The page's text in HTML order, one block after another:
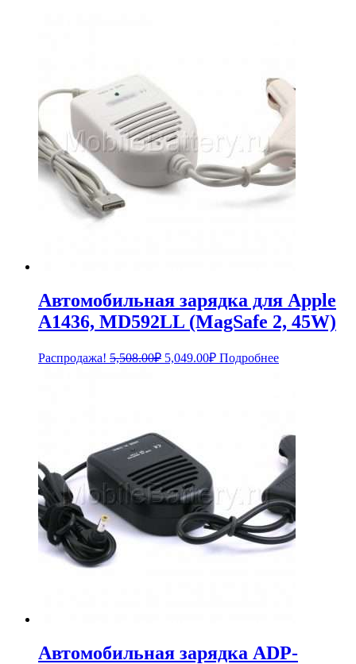
Автомобильная зарядка для Apple
A1436, MD592LL (MagSafe 2, 45W)
Распродажа! 5,508.00₽ Первоначальная
5,049.00₽Текущая
цена:
Подробнее
Автомобильная зарядка ADP-